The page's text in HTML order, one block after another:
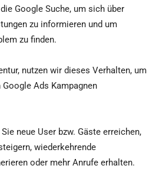
Google Suche, um sich über
zu informieren und um
zu finden.
nutzen wir dieses Verhalten, um
Ads Kampagnen
neue User bzw. Gäste erreichen,
wiederkehrende
oder mehr Anrufe erhalten.